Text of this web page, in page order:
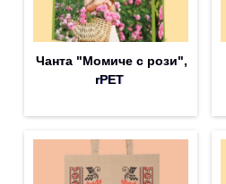
Чанта "Момиче с рози",
rPET